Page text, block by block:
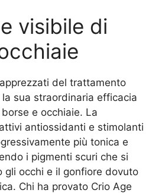
visibile di
del trattamento
la sua straordinaria efficacia
e occhiaie. La
antiossidanti e stimolanti
più tonica e
i pigmenti scuri che si
gli occhi e il gonfiore dovuto
Chi ha provato Crio Age